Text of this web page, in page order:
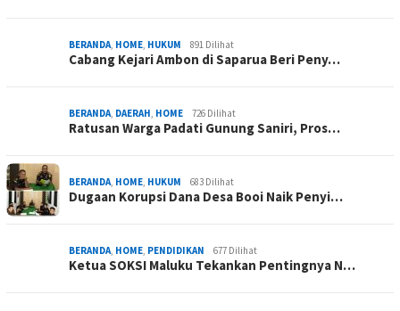
BERANDA HOME HUKUM 891 Dilihat
Cabang Kejari Ambon di Saparua Beri Peny…
BERANDA DAERAH HOME 726 Dilihat
Ratusan Warga Padati Gunung Saniri, Pros…
BERANDA HOME HUKUM 683 Dilihat
Dugaan Korupsi Dana Desa Booi Naik Penyi…
BERANDA HOME PENDIDIKAN 677 Dilihat
Ketua SOKSI Maluku Tekankan Pentingnya N…